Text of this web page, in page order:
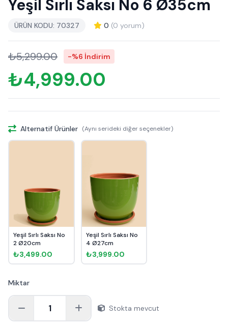
Yeşil Sırlı Saksı No 6 Ø35cm
ÜRÜN KODU: 70327 0 (0 yorum)
₺5,299.00 -%6 İndirim
₺4,999.00
Alternatif Ürünler (Aynı serideki diğer seçenekler)
Yeşil Sırlı Saksı No
2 Ø20cm
₺3,499.00
Yeşil Sırlı Saksı No
4 Ø27cm
₺3,999.00
Miktar
1 Stokta mevcut